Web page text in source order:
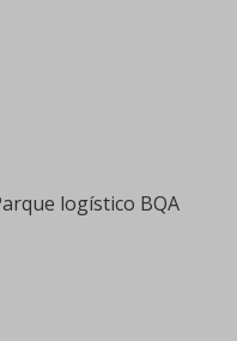
logístico BQA